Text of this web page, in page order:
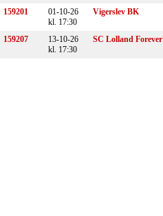
159201
01-10-26
kl. 17:30
Vigerslev BK
159207
13-10-26
kl. 17:30
SC Lolland Forever